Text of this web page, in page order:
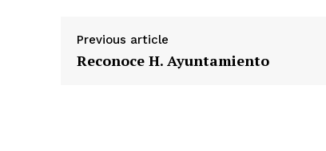
Previous article
Reconoce H. Ayuntamiento